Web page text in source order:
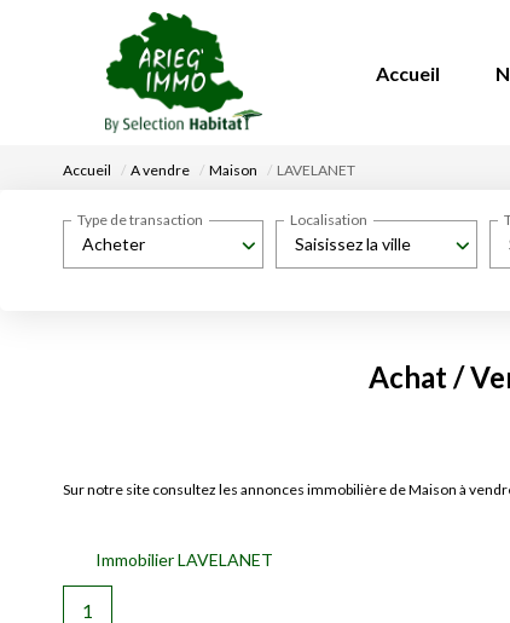
Accueil
Accueil A vendre Maison LAVELANET
Acheter
Type de transaction
Saisissez la ville
Localisation
Achat /
Sur notre site consultez les annonces immobilière de Maison à
Immobilier LAVELANET
1